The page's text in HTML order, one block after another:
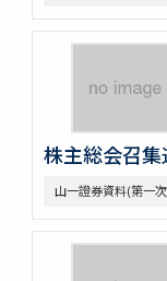
株主総会召
山一證券資料(第一